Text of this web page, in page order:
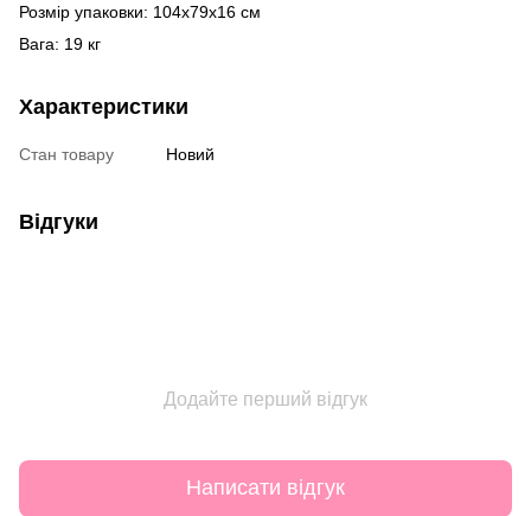
Розмір упаковки: 104х79х16 см
Вага: 19 кг
Характеристики
Стан товару Новий
Відгуки
Додайте перший відгук
Написати відгук